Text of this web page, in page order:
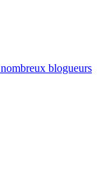
blogueurs